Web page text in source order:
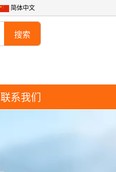
简体中文
联系我们